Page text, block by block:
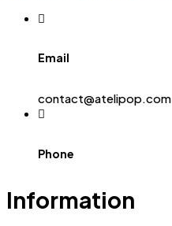
Email
contact@atelipop.com
Phone
Information